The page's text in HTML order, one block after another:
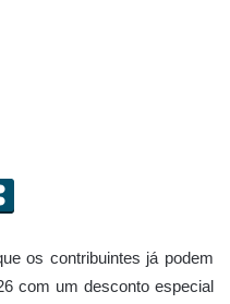
os contribuintes já podem
com um desconto especial